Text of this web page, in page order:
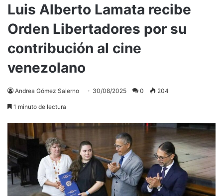
Luis Alberto Lamata recibe
Orden Libertadores por su
contribución al cine
venezolano
Andrea Gómez Salerno 30/08/2025 0 204
1 minuto de lectura